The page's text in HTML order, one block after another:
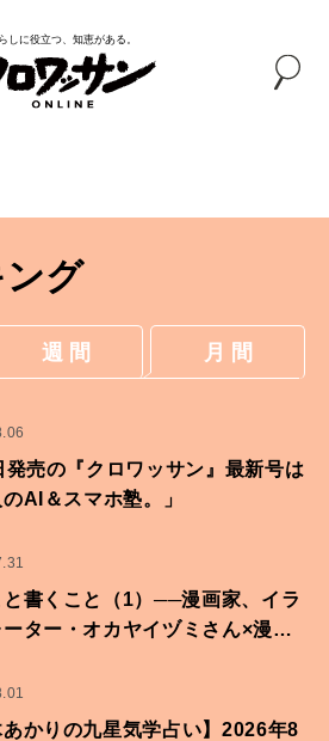
しに役立つ、知恵がある。
グ
週 間 月 間
発売の『クロワッサン』最新号は
のAI＆スマホ塾。」
書くこと（1）──漫画家、イラ
ーター・オカヤイヅミさん×漫画
あかりの九星気学占い】2026年8